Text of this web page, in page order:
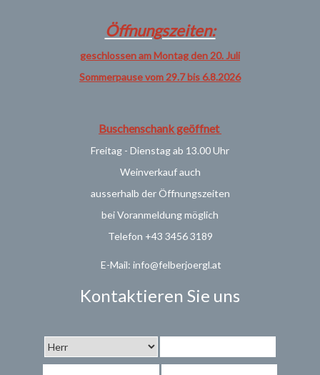
Öffnungszeiten:
geschlossen am Montag den 20. Juli
Sommerpause vom 29.7 bis 6.8.2026
Buschenschank geöffnet
Freitag - Dienstag ab 13.00 Uhr
Weinverkaufauch
ausserhalb der Öffnungszeiten
bei Voranmeldung möglich
Telefon +43 3456 3189
E-Mail: info@felberjoergl.at
Kontaktieren Sie uns